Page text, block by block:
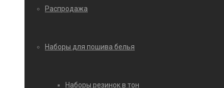
Распродажа
Наборы для пошива белья
Наборы резинок в тон